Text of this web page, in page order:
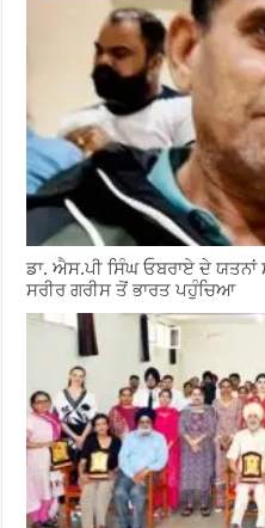
ਡਾ. ਐਸ.ਪੀ ਸਿੰਘ ਓਬਰਾਏ ਦੇ
ਸਰੀਰ ਗਰੀਸ ਤੋਂ ਭਾਰਤ ਪਹੁੰਚਿਆ